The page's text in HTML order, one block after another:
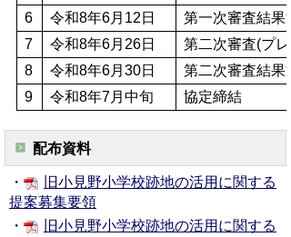
6
令和8年6月12日
第一次審査結果
7
令和8年6月26日
第二次審査(プレ
8
令和8年6月30日
第二次審査結果
9
令和8年7月中旬 協定締結
配布資料
・
旧小見野小学校跡地の活用に関する
提案募集要領
・
旧小見野小学校跡地の活用に関する